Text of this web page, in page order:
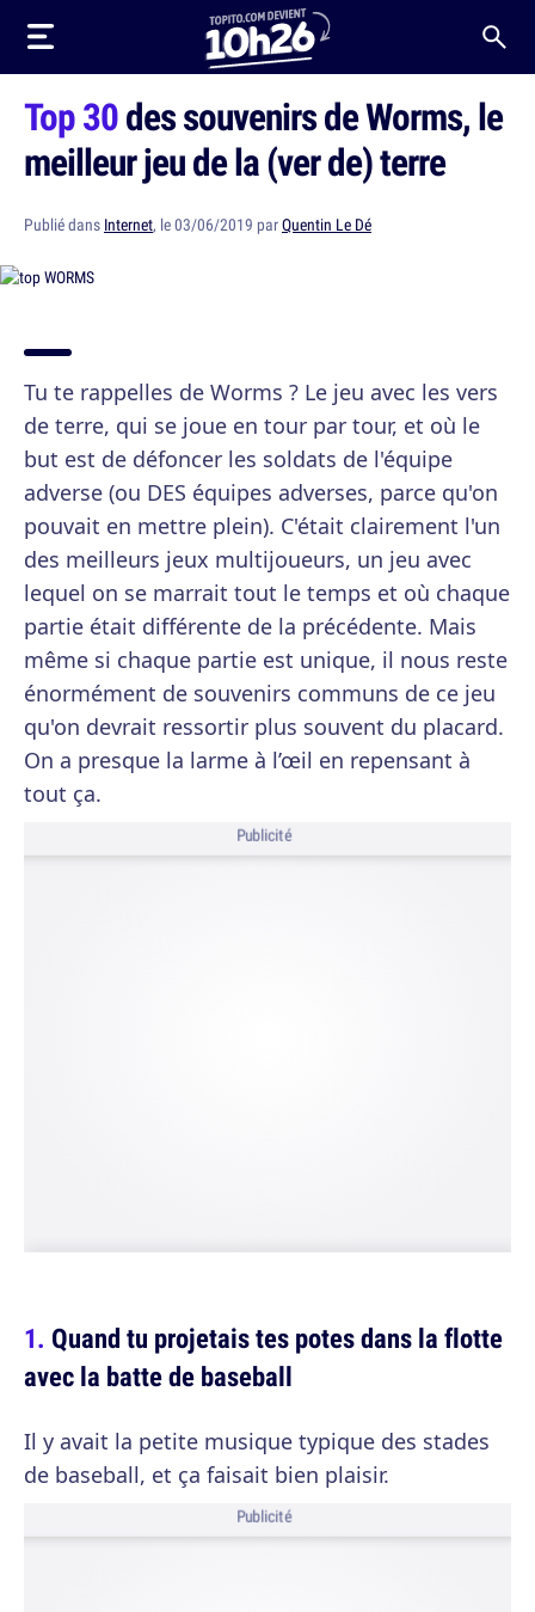
Top 30des souvenirs de Worms, le
meilleur jeu de la (ver de) terre
Publié dans Internet, le 03/06/2019 parQuentin Le Dé
Tu te rappelles de Worms ? Le jeu avec les vers
de terre, qui se joue en tour par tour, et où le
but est de défoncer les soldats de l'équipe
adverse (ou DES équipes adverses, parce qu'on
pouvait en mettre plein). C'était clairement l'un
des meilleurs jeux multijoueurs, un jeu avec
lequel on se marrait tout le temps et où chaque
partie était différente de la précédente. Mais
même si chaque partie est unique, il nous reste
énormément de souvenirs communs de ce jeu
qu'on devrait ressortir plus souvent du placard.
On a presque la larme à l’œil en repensant à
tout ça.
Publicité
Quand tu projetais tes potes dans la flotte
avec la batte de baseball
Il y avait la petite musique typique des stades
de baseball, et ça faisait bien plaisir.
Publicité